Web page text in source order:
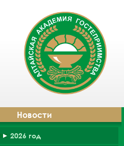
Новости
2026 год